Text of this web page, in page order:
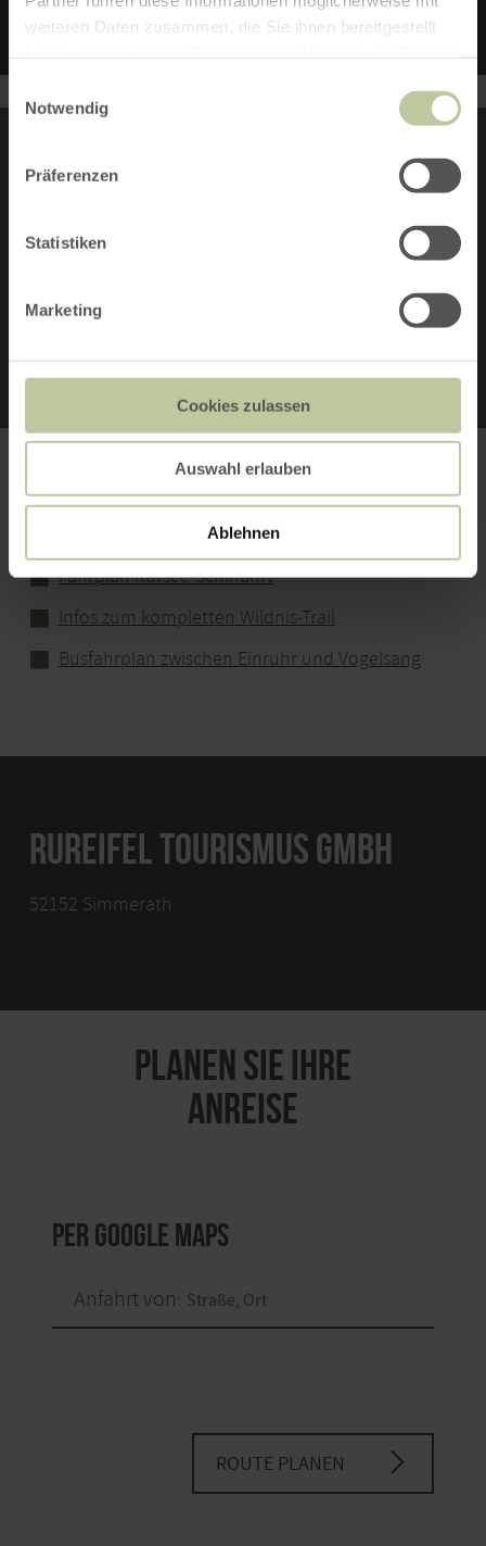
weiteren Daten zusammen, die Sie ihnen bereitgestellt
Notwendig
Präferenzen
Statistiken
Marketing
Cookies zulassen
Auswahl erlauben
Ablehnen
RUNDTOUR
TIPPS ZUR TOUR
Fahrplan Rursee-Schiffahrt
Infos zum kompletten Wildnis-Trail
Busfahrplan zwischen Einruhr und Vogelsang
RUREIFEL TOURISMUS GMBH
52152 Simmerath
PLANEN SIE IHRE
ANREISE
per Google Maps
Anfahrt von:
ROUTE PLANEN